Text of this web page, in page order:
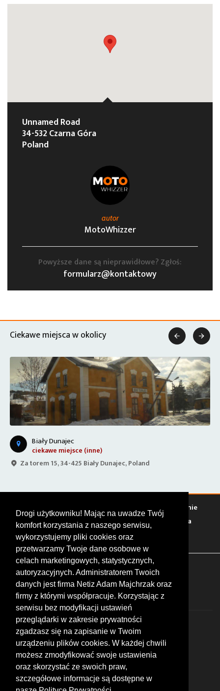
Drogi użytkowniku! Mając na uwadze Twój
komfort korzystania z naszego serwisu,
wykorzystujemy pliki cookies oraz
przetwarzamy Twoje dane osobowe w
celach marketingowych, statystycznych,
autoryzacyjnych. Administratorem Twoich
danych jest firma Netiz Adam Majchrzak oraz
firmy z którymi współpracuje. Korzystając z
serwisu bez modyfikacji ustawień
przeglądarki w zakresie prywatności
zgadzasz się na zapisanie w Twoim
urządzeniu plików cookies. W każdej chwili
możesz zmodyfikować swoje ustawienia
oraz skorzystać ze swoich praw,
szczegółowe informacje są dostępne w
Unnamed Road
34-532 Czarna Góra
Poland
autor
MotoWhizzer
Powyższe dane są nieprawidłowe? Zgłoś:
formularz@kontaktowy
Ciekawe miejsca w okolicy
Biały Dunajec
ciekawe miejsce (inne)
Za torem 15, 34-425 Biały Dunajec, Poland
 
Warto zobaczyć Serwisy Stacje paliw
Jedzenie
Bary Zakwaterowanie Tory Zloty Rajdy
Spotkania
Targi Giełdy Szkolenia
FOLLOW US
© 2026 by MotoWhizzer.com
All rights reserved.